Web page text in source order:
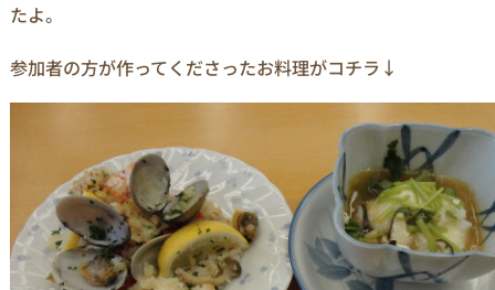
たよ。
参加者の方が作ってくださったお料理がコチラ↓